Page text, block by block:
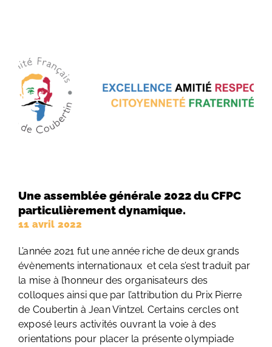
Une assemblée générale 2022 du CFPC
particulièrement dynamique.
11 avril 2022
L’année 2021 fut une année riche de deux grands
évènements internationaux et cela s’est traduit par
la mise à l’honneur des organisateurs des
colloques ainsi que par l’attribution du Prix Pierre
de Coubertin à Jean Vintzel. Certains cercles ont
exposé leurs activités ouvrant la voie à des
orientations pour placer la présente olympiade